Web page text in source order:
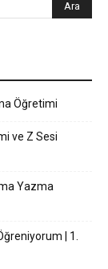
Öğretimi
ve Z Sesi
Yazma
| 1.